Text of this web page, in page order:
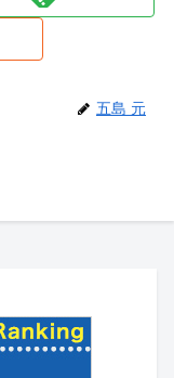
五島 元